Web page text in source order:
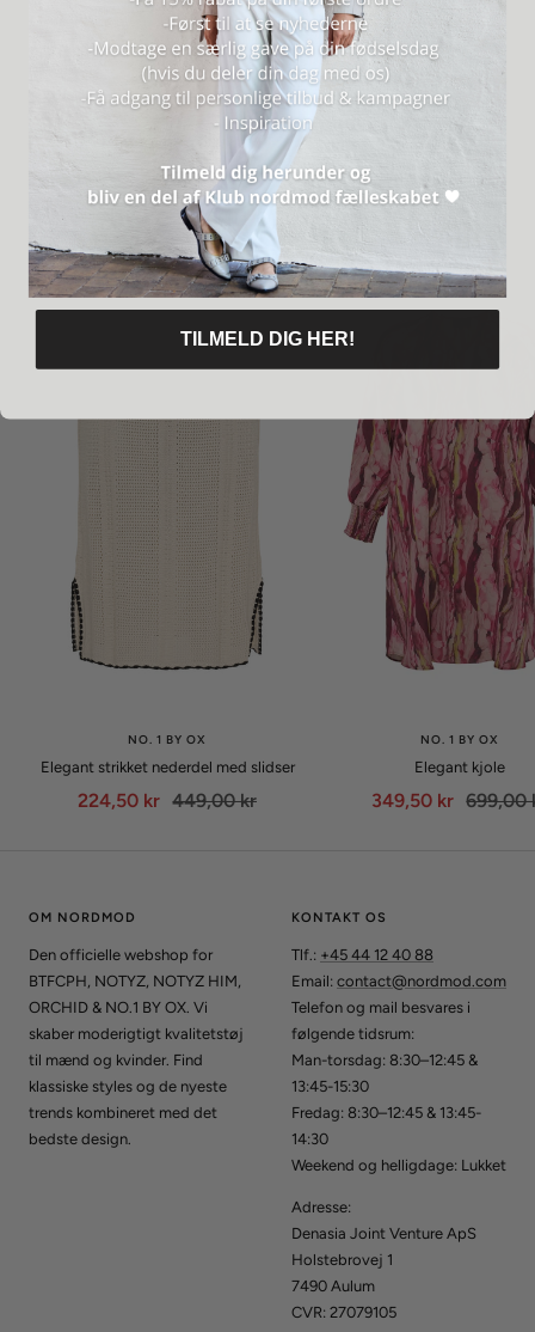
ANMELDELSER (1)
Måske vil du også kunne lide
SPAR 50%
CURVY
NO. 1 BY OX
Elegant strikket nederdel med slidser
Udsalgspris
224,50 kr Normalpris
449,00 kr
SPAR 50%
CURVY
NO. 1 BY OX
Elegant kjole
Udsalgspris
349,50 kr 699,00
OM NORDMOD
Den officielle webshop for
BTFCPH, NOTYZ, NOTYZ HIM,
ORCHID & NO.1 BY OX. Vi
skaber moderigtigt kvalitetstøj
til mænd og kvinder. Find
klassiske styles og de nyeste
trends kombineret med det
bedste design.
KONTAKT OS
Tlf.: +45 44 12 40 88
Email: contact@nordmod.com
Telefon og mail besvares i
følgende tidsrum:
Man-torsdag: 8:30–12:45 &
13:45-15:30
Fredag: 8:30–12:45 & 13:45-
14:30
Weekend og helligdage: Lukket
Adresse:
Denasia Joint Venture ApS
Holstebrovej 1
7490 Aulum
CVR: 27079105
TILMELD DIG HER!